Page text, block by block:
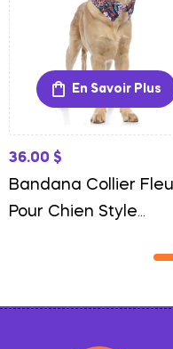
En Savoir Plus
36.00 $
Bandana Collier
Pour Chien Style